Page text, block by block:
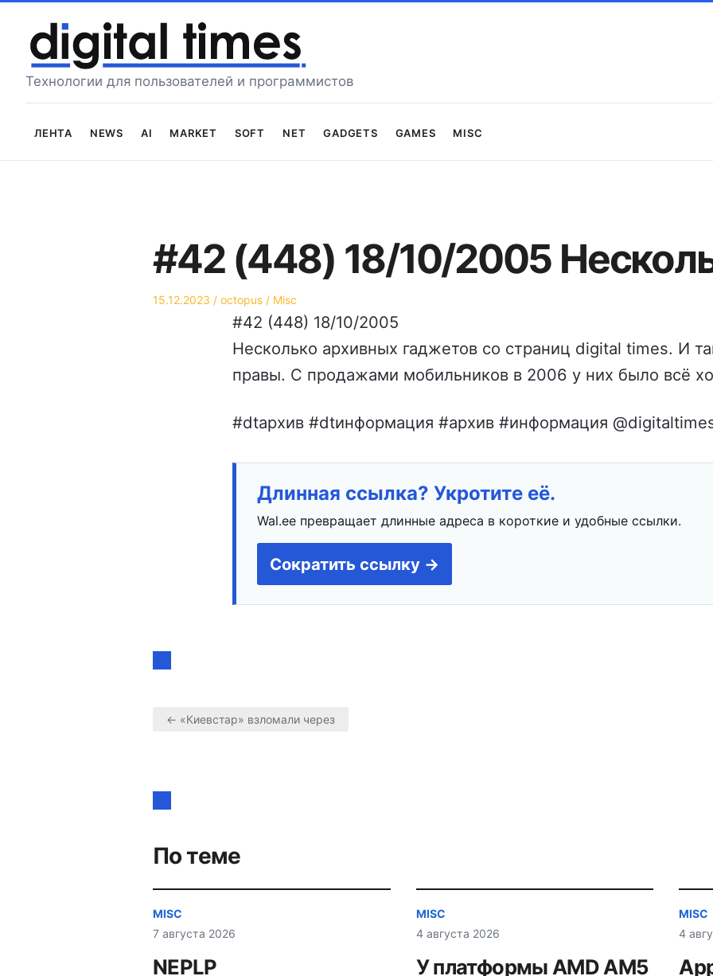
содержимому
Технологии для пользователей и программистов
Лента News AI Market Soft Net Gadgets Games Misc
#42 (448) 18/10/2005
Опубликовано
15.12.2023 Автор
octopus
Опубликовано
в
Misc
#42 (448) 18/10/2005
Несколько архивных гаджетов со страниц digital times. И
правы. С продажами мобильников в 2006 у них было всё
#dtархив #dtинформация #архив #информация
Длинная ссылка? Укротите её.
Wal.ee превращает длинные адреса в короткие и удобные ссылки.
Сократить ссылку →
по
записям
← «Киевстар» взломали через
По теме
MISC
7 августа 2026
NEPLP
MISC
4 августа 2026
У платформы AMD AM5
MISC
4